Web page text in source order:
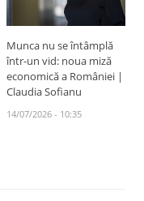
Munca nu se întâmplă
într-un vid: noua miză
economică a României |
Claudia Sofianu
14/07/2026 - 10:35